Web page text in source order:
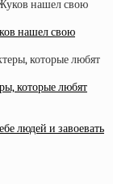
нашел свою
которые любят
людей и завоевать